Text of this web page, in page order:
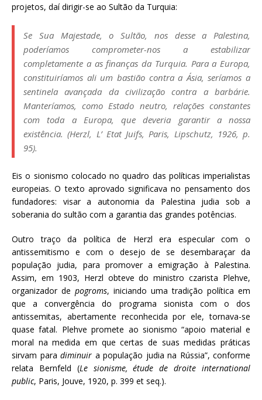
projetos, daí dirigir-se ao Sultão da Turquia:
Se Sua Majestade, o Sultão, nos desse a Palestina,
poderíamos comprometer-nos a estabilizar
completamente a as finanças da Turquia. Para a Europa,
constituiríamos ali um bastião contra a Ásia, seríamos a
sentinela avançada da civilização contra a barbárie.
Manteríamos, como Estado neutro, relações constantes
com toda a Europa, que deveria garantir a nossa
existência. (Herzl, L’ Etat Juifs, Paris, Lipschutz, 1926, p.
95).
Eis o sionismo colocado no quadro das políticas imperialistas
europeias. O texto aprovado significava no pensamento dos
fundadores: visar a autonomia da Palestina judia sob a
soberania do sultão com a garantia das grandes potências.
Outro traço da política de Herzl era especular com o
antissemitismo e com o desejo de se desembaraçar da
população judia, para promover a emigração à Palestina.
Assim, em 1903, Herzl obteve do ministro czarista Plehve,
organizador de pogroms, iniciando uma tradição política em
que a convergência do programa sionista com o dos
antissemitas, abertamente reconhecida por ele, tornava-se
quase fatal. Plehve promete ao sionismo “apoio material e
moral na medida em que certas de suas medidas práticas
sirvam para diminuir a população judia na Rússia”, conforme
relata Bernfeld (Le sionisme, étude de droite international
public, Paris, Jouve, 1920, p. 399 et seq.).